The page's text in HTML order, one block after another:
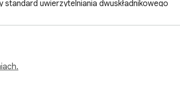
standard uwierzytelniania dwuskładnikowego
w Chrome
2FA, Facebook, Amazon, GitHub,
są zawsze dokładne i idealnie zsynchronizowane